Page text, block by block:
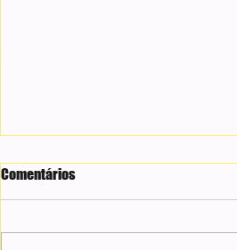
Comentários